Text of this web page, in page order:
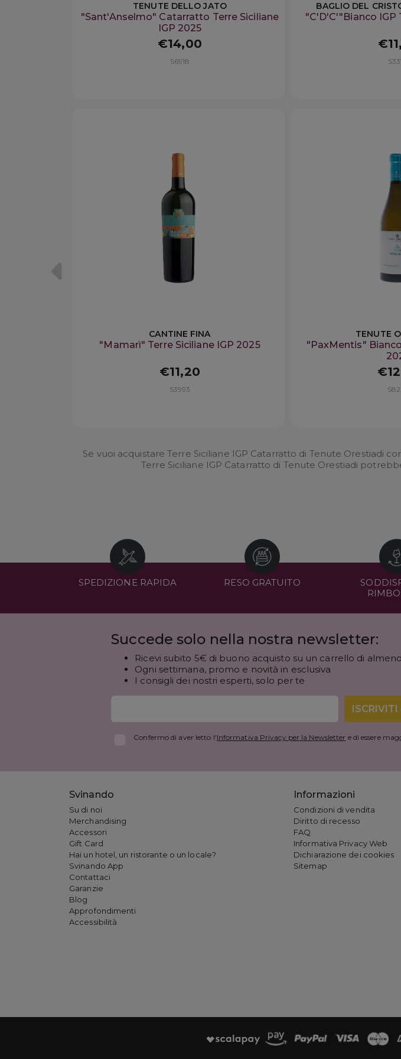
TENUTE DELLO JATO
"Sant'Anselmo" Catarratto Terre Siciliane
IGP 2025
€14,00
S6918
BAGLIO DEL
"C'D'C'"Bianco IGP
CANTINE FINA
"Mamarì" Terre Siciliane IGP 2025
€11,20
S3993
TENUTE
"PaxMentis"
Se vuoi acquistare Terre Siciliane IGP Catarratto di Tenute Orestiadi
Terre Siciliane IGP Catarratto di Tenute Orestiadi
SPEDIZIONE RAPIDA RESO GRATUITO
Succede solo nella nostra newsletter:
Ricevi subito 5€ di buono acquisto su un carrello di
Ogni settimana, promo e novità in esclusiva
I consigli dei nostri esperti, solo per te
ISCRIVITI
Confermo di aver letto l'Informativa Privacy per la Newsletter e di essere
Svinando
Su di noi
Merchandising
Accessori
Gift Card
Hai un hotel, un ristorante o un locale?
Svinando App
Contattaci
Garanzie
Blog
Approfondimenti
Accessibilità
Informazioni
Condizioni di vendita
Diritto di recesso
FAQ
Informativa Privacy Web
Dichiarazione dei cookies
Sitemap